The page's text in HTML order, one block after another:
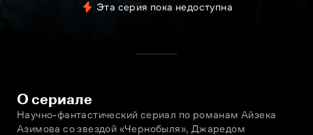
Эта серия пока недоступна
О сериале
Научно-фантастический сериал по романам Айзека
Азимова со звездой «Чернобыля», Джаредом